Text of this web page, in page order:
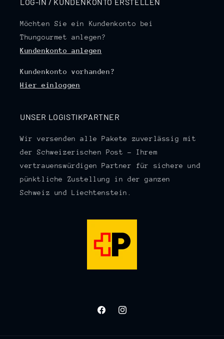
Möchten Sie ein Kundenkonto bei
Thungourmet anlegen?
Kundenkonto anlegen
Kundenkonto vorhanden?
Hier einloggen
UNSER LOGISTIKPARTNER
Wir versenden alle Pakete zuverlässig mit
der Schweizerischen Post – Ihrem
vertrauenswürdigen Partner für sichere und
pünktliche Zustellung in der ganzen
Schweiz und Liechtenstein.
FacebookInstagram